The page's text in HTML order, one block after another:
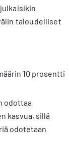
taloudelliset
10 prosenttia
odottaa
kasvua, sillä
odotetaan